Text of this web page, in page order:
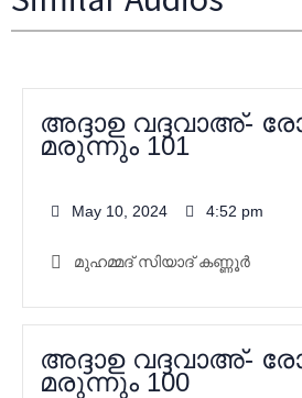
അദ്ദാഉ വദ്ദവാഅ്-
മരുന്നും 101
May 10, 2024 4:52 pm
മുഹമ്മദ്‌ സിയാദ് കണ്ണൂർ
അദ്ദാഉ വദ്ദവാഅ്-
മരുന്നും 100